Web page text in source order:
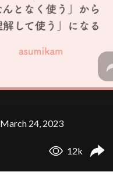
March 24, 2023
12k